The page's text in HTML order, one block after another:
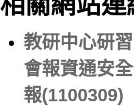
教研中心研
會報資通安
報(1100309)